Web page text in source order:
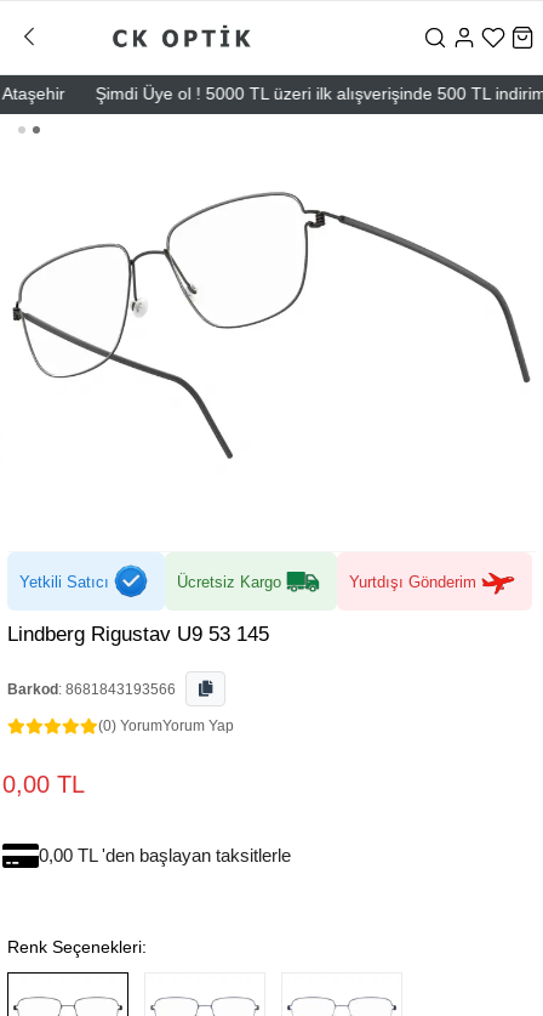
Şimdi Üye ol ! 5000 TL üzeri ilk alışverişinde 500 TL indirim
Yetkili Satıcı Ücretsiz Kargo Yurtdışı Gönderim
Lindberg Rigustav U9 53 145
Barkod : 8681843193566
(0) YorumYorum Yap
0,00 TL
0,00 TL 'den başlayan taksitlerle
Renk Seçenekleri: